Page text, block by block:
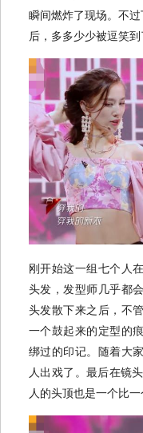
瞬间燃炸了现场。不
后，多多少少被逗笑到
刚开始这一组七个人
头发，发型师几乎都
头发散下来之后，不
一个鼓起来的定型的
绑过的印记。随着大
人出戏了。最后在镜
人的头顶也是一个比一